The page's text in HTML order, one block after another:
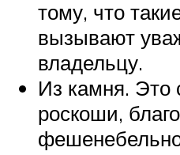
тому, что
вызывают
владельцу.
Из камня. Это
роскоши,